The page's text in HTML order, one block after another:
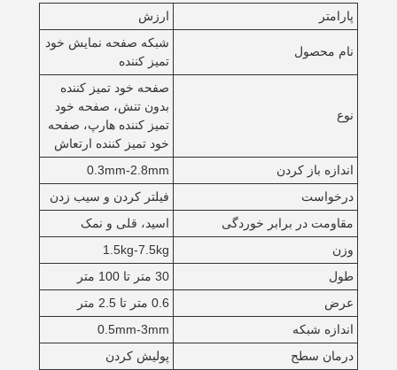
پارامتر ارزش
نام محصول
شبکه صفحه نمایش خود
تمیز کننده
نوع
صفحه خود تمیز کننده
بدون تنش، صفحه خود
تمیز کننده هارپ، صفحه
خود تمیز کننده ارتعاش
اندازه باز کردن
0.3mm-2.8mm
درخواست
فیلتر کردن و سیب زدن
مقاومت در برابر خوردگی
اسید، قلی و نمک
وزن
1.5kg-7.5kg
طول
30 متر تا 100 متر
عرض
0.6 متر تا 2.5 متر
اندازه شبکه
0.5mm-3mm
درمان سطح
پولیش کردن